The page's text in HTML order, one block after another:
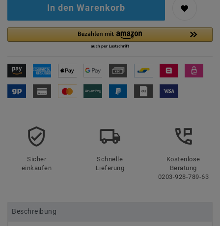
In den Warenkorb
Sicher
einkaufen
Schnelle
Lieferung
Kostenlose
Beratung
0203-928-789-63
Beschreibung